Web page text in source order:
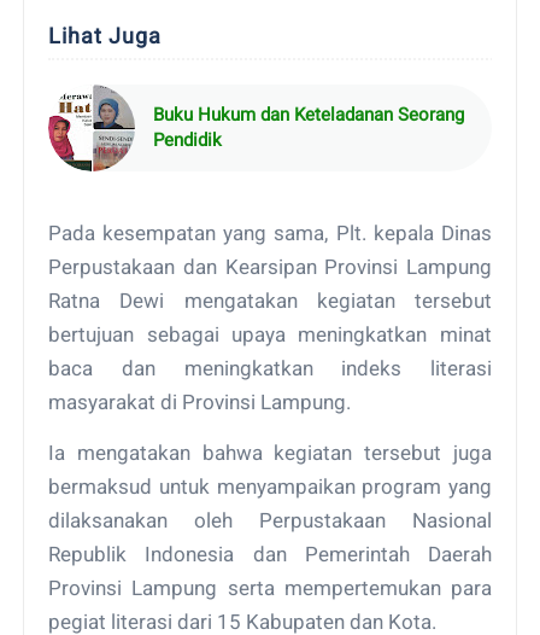
Lihat Juga
Buku Hukum dan Keteladanan Seorang
Pendidik
Pada kesempatan yang sama, Plt. kepala Dinas
Perpustakaan dan Kearsipan Provinsi Lampung
Ratna Dewi mengatakan kegiatan tersebut
bertujuan sebagai upaya meningkatkan minat
baca dan meningkatkan indeks literasi
masyarakat di Provinsi Lampung.
Ia mengatakan bahwa kegiatan tersebut juga
bermaksud untuk menyampaikan program yang
dilaksanakan oleh Perpustakaan Nasional
Republik Indonesia dan Pemerintah Daerah
Provinsi Lampung serta mempertemukan para
pegiat literasi dari 15 Kabupaten dan Kota.